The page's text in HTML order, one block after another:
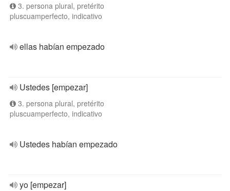
3. persona plural, pretérito
pluscuamperfecto, indicativo
ellas habían empezado
Ustedes [empezar]
3. persona plural, pretérito
pluscuamperfecto, indicativo
Ustedes habían empezado
yo [empezar]